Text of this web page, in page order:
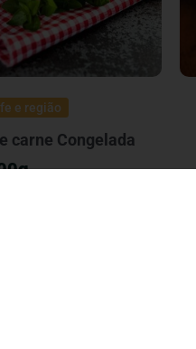
e região
carne Congelada